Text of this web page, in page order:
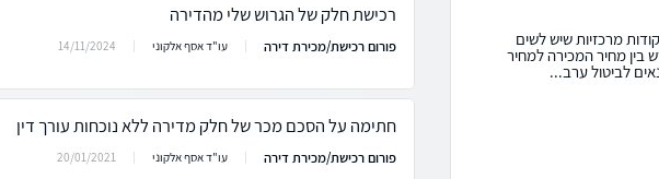
מרכזיות שיש לשים
בין מחיר המכירה למחיר
לביטול ערב...
רכישת חלק של הגרוש שלי מהדירה
פורום רכישת/מכירת דירה עו"ד אסף אלקוני 14/11/2024
חתימה על הסכם מכר של חלק מדירה ללא נוכחות עורך דין
פורום רכישת/מכירת דירה עו"ד אסף אלקוני 20/01/2021